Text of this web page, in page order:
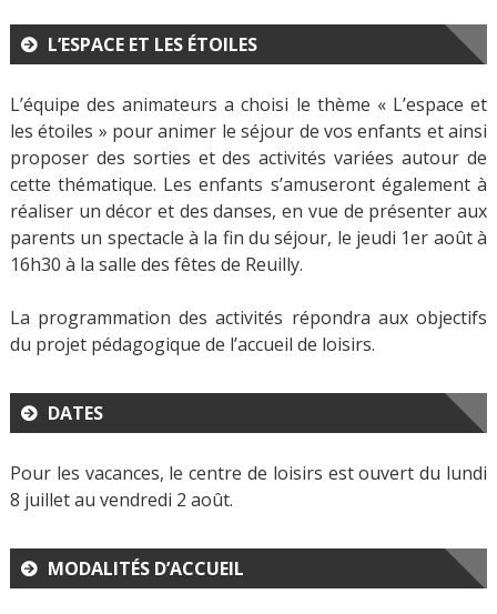
L’ESPACE ET LES ÉTOILES
L’équipe des animateurs a choisi le thème « L’espace et
les étoiles » pour animer le séjour de vos enfants et ainsi
proposer des sorties et des activités variées autour de
cette thématique. Les enfants s’amuseront également à
réaliser un décor et des danses, en vue de présenter aux
parents un spectacle à la fin du séjour, le jeudi 1er août à
16h30 à la salle des fêtes de Reuilly.
La programmation des activités répondra aux objectifs
du projet pédagogique de l’accueil de loisirs.
DATES
Pour les vacances, le centre de loisirs est ouvert du lundi
8 juillet au vendredi 2 août.
MODALITÉS D’ACCUEIL